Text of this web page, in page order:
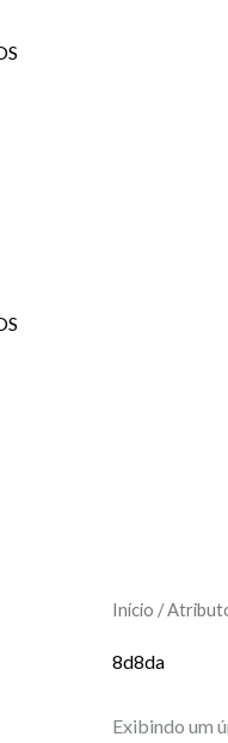
Início /
8d8da
Exibindo um